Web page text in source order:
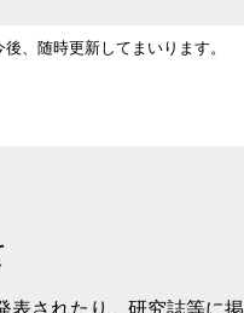
、随時更新してまいります。
表されたり、研究誌等に